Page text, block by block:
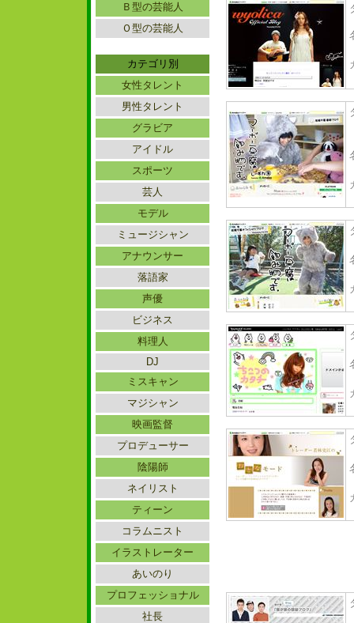
Ｂ型の芸能人
Ｏ型の芸能人
カテゴリ別
女性タレント
男性タレント
グラビア
アイドル
スポーツ
芸人
モデル
ミュージシャン
アナウンサー
落語家
声優
ビジネス
料理人
DJ
ミスキャン
マジシャン
映画監督
プロデューサー
陰陽師
ネイリスト
ティーン
コラムニスト
イラストレーター
あいのり
プロフェッショナル
社長